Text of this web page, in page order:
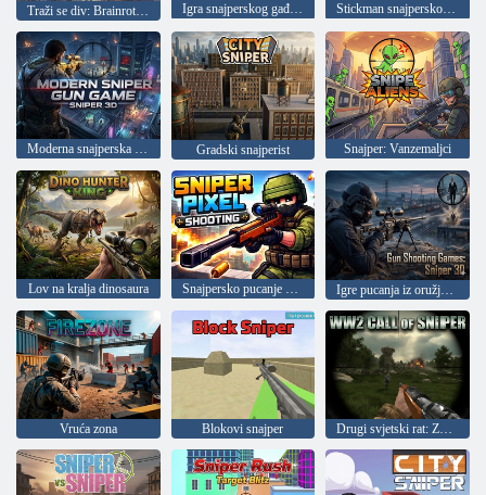
Igra snajperskog gađanja Stickman snajpersko gađanje
Moderna snajperska igra: Sniper 3D Gradski snajperist Snajper: Vanzemaljci
Lov na kralja dinosaura Snajpersko pucanje piksela Igre pucanja iz oružja: Sniper 3D
Vruća zona Blokovi snajper